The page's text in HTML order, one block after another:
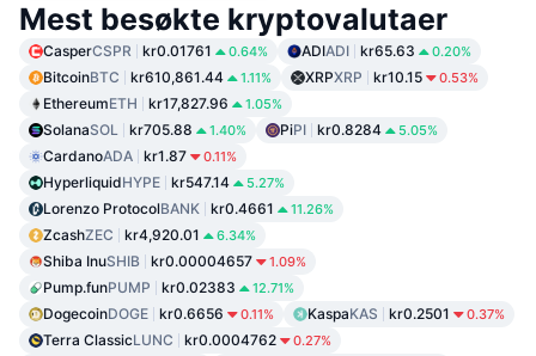
Mest besøkte kryptovalutaer
CasperCSPR kr0.01761 0.64% ADIADI kr65.63 0.20%
BitcoinBTC kr610,861.44 1.11% XRPXRP kr10.15 0.53%
EthereumETH kr17,827.96 1.05%
SolanaSOL kr705.88 1.40% PiPI kr0.8284 5.05%
CardanoADA kr1.87 0.11%
HyperliquidHYPE kr547.14 5.27%
Lorenzo ProtocolBANK kr0.4661 11.26%
ZcashZEC kr4,920.01 6.34%
Shiba InuSHIB kr0.00004657 1.09%
Pump.funPUMP kr0.02383 12.71%
DogecoinDOGE kr0.6656 0.11% KaspaKAS kr0.2501 0.37%
Terra ClassicLUNC kr0.0004762 0.27%